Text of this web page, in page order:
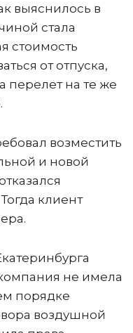
выяснилось в
стала
стоимость
от отпуска,
перелет на те же
возместить
и новой
клиент
не имела
порядке
воздушной